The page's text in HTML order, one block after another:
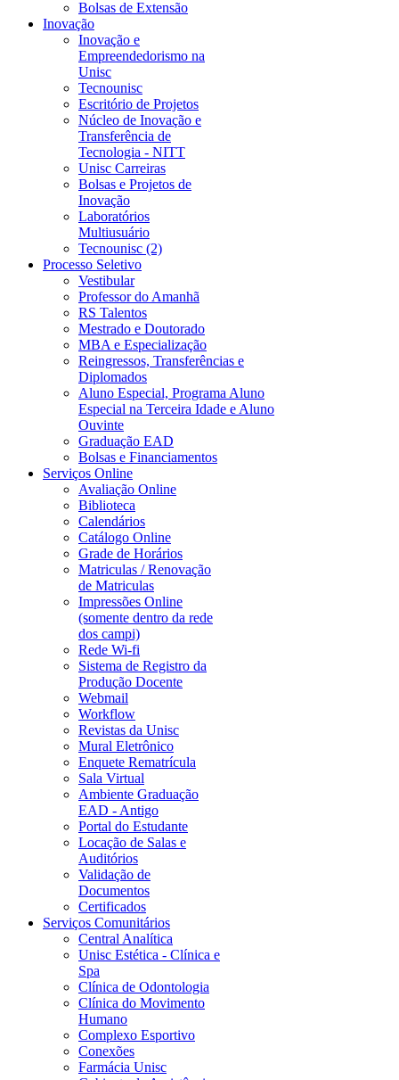
Bolsas de Extensão
Inovação
Inovação e
Empreendedorismo na
Unisc
Tecnounisc
Escritório de Projetos
Núcleo de Inovação e
Transferência de
Tecnologia - NITT
Unisc Carreiras
Bolsas e Projetos de
Inovação
Laboratórios
Multiusuário
Tecnounisc (2)
Processo Seletivo
Vestibular
Professor do Amanhã
RS Talentos
Mestrado e Doutorado
MBA e Especialização
Reingressos, Transferências e
Diplomados
Aluno Especial, Programa Aluno
Especial na Terceira Idade e Aluno
Ouvinte
Graduação EAD
Bolsas e Financiamentos
Serviços Online
Avaliação Online
Biblioteca
Calendários
Catálogo Online
Grade de Horários
Matriculas / Renovação
de Matriculas
Impressões Online
(somente dentro da rede
dos campi)
Rede Wi-fi
Sistema de Registro da
Produção Docente
Webmail
Workflow
Revistas da Unisc
Mural Eletrônico
Enquete Rematrícula
Sala Virtual
Ambiente Graduação
EAD - Antigo
Portal do Estudante
Locação de Salas e
Auditórios
Validação de
Documentos
Certificados
Serviços Comunitários
Central Analítica
Unisc Estética - Clínica e
Spa
Clínica de Odontologia
Clínica do Movimento
Humano
Complexo Esportivo
Conexões
Farmácia Unisc